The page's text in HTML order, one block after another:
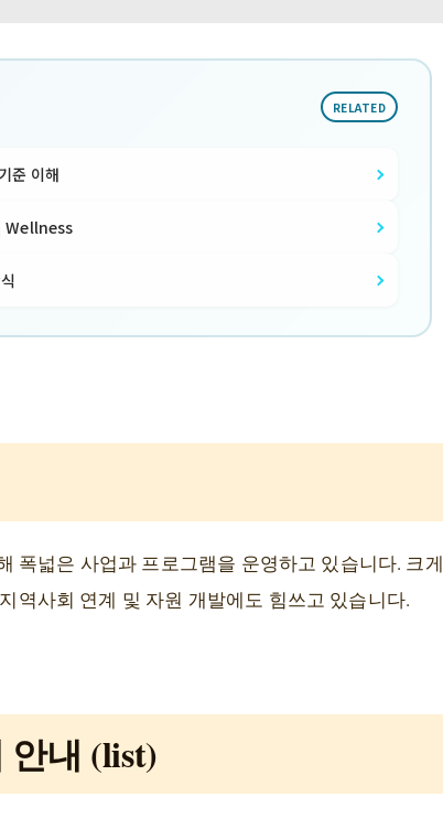
RELATED
준 이해
Wellness
폭넓은 사업과 프로그램을 운영하고 있습니다. 크게
역사회 연계 및 자원 개발에도 힘쓰고 있습니다.
안내 (list)